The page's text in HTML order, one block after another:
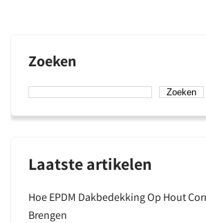
Zoeken
Zoeken
Laatste artikelen
Hoe EPDM Dakbedekking Op Hout
Brengen